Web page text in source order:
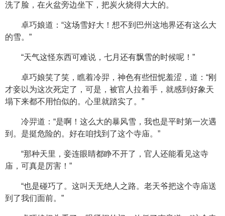
洗了脸，在火盆旁边坐下，把炭火烧得大大的。
卓巧娘道：“这场雪好大！想不到巴州这地界还有这么大
的雪。”
“天气这怪东西可难说，七月还有飘雪的时候呢！”
卓巧娘笑了笑，瞧着冷羿，神色有些忸怩羞涩，道：“刚
才妾以为这次死定了，可是，被官人拉着手，就感到好象天
塌下来都不用怕似的。心里就踏实了。”
冷羿道：“是啊！这么大的暴风雪，我也是平时第一次遇
到。是挺危险的。好在咱找到了这个寺庙。”
“那种天里，妾连眼睛都睁不开了，官人还能看见这寺
庙，可真是厉害！”
“也是碰巧了。这叫天无绝人之路。老天爷把这个寺庙送
到了我们面前。”